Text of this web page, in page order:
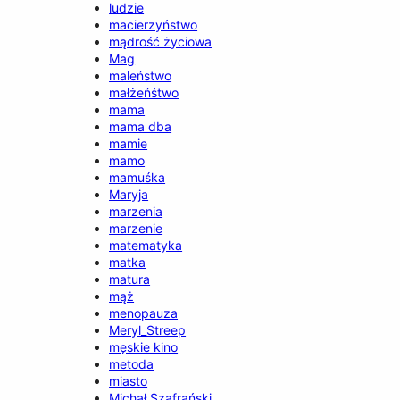
ludzie
macierzyństwo
mądrość życiowa
Mag
maleństwo
małżeńśtwo
mama
mama dba
mamie
mamo
mamuśka
Maryja
marzenia
marzenie
matematyka
matka
matura
mąż
menopauza
Meryl_Streep
męskie kino
metoda
miasto